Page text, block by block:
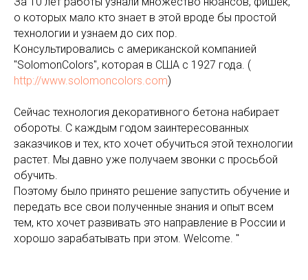
о которых мало кто знает в этой вроде бы простой
технологии и узнаем до сих пор.
Консультировались с американской компанией
"SolomonColors", которая в США с 1927 года. (
http://www.solomoncolors.com)
Сейчас технология декоративного бетона набирает
обороты. С каждым годом заинтересованных
заказчиков и тех, кто хочет обучиться этой технологии
растет. Мы давно уже получаем звонки с просьбой
обучить.
Поэтому было принято решение запустить обучение и
передать все свои полученные знания и опыт всем
тем, кто хочет развивать это направление в России и
хорошо зарабатывать при этом. Welcome. "